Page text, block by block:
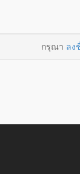
กรุณา ลง